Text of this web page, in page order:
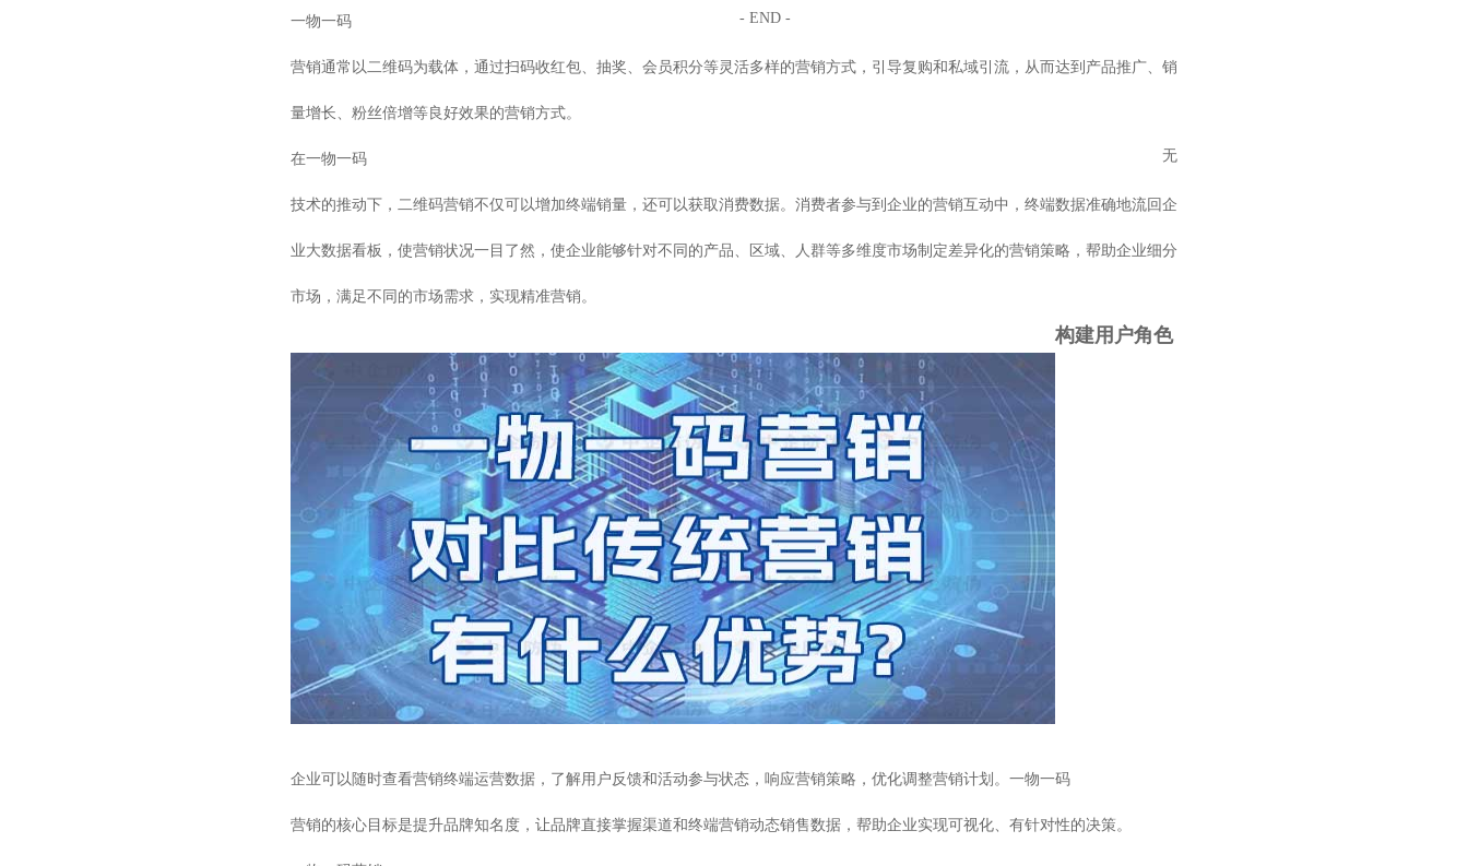
一物一码
营销通常以二维码为载体，通过扫码收红包、抽奖、会员积分等灵活多样的营销方式，引导复购和私域引流，从而达到产品推广、销
量增长、粉丝倍增等良好效果的营销方式。
在一物一码
技术的推动下，二维码营销不仅可以增加终端销量，还可以获取消费数据。消费者参与到企业的营销互动中，终端数据准确地流回企
业大数据看板，使营销状况一目了然，使企业能够针对不同的产品、区域、人群等多维度市场制定差异化的营销策略，帮助企业细分
市场，满足不同的市场需求，实现精准营销。
构建用户角色
企业可以随时查看营销终端运营数据，了解用户反馈和活动参与状态，响应营销策略，优化调整营销计划。 一物一码
营销的核心目标是提升品牌知名度，让品牌直接掌握渠道和终端营销动态销售数据，帮助企业实现可视化、有针对性的决策。
- END -
无